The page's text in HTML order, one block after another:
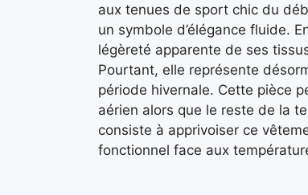
aux tenues de sport chic du
un symbole d’élégance fluide.
légèreté apparente de ses
Pourtant, elle représente
période hivernale. Cette pièce
aérien alors que le reste de la
consiste à apprivoiser ce
fonctionnel face aux